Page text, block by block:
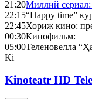
21:20Миллий сериал:
22:15“Happy time”
22:45Хориж кино:
00:30Кинофильм:
05:00Теленовелла
Ki
Kinoteatr HD